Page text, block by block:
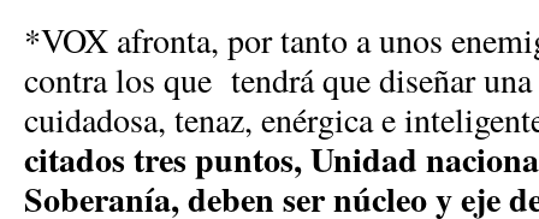
*VOX afronta, por tanto a unos
contra los que tendrá que diseñar
cuidadosa, tenaz, enérgica e
citados tres puntos, Unidad
Soberanía, deben ser núcleo y eje